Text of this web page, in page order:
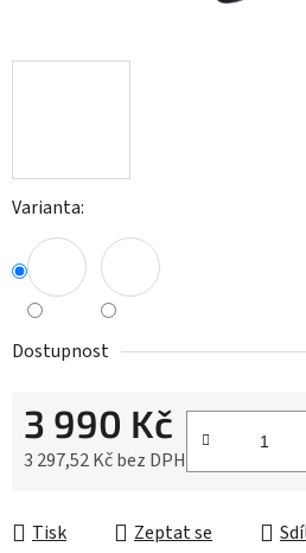
Varianta:
Dostupnost
3 990 Kč
3 297,52 Kč bez DPH
Tisk Zeptat se